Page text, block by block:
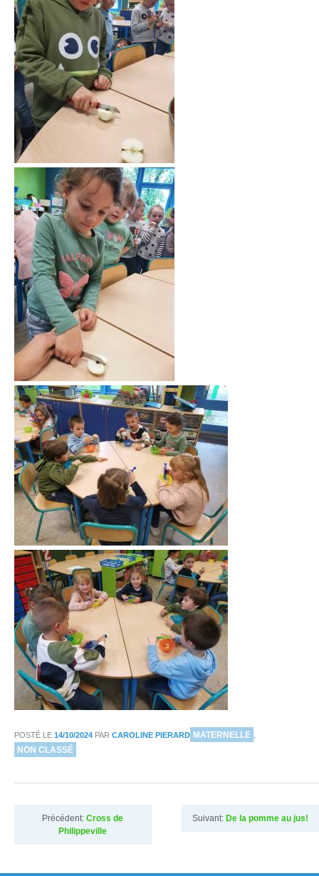
POSTÉ LE 14/10/2024 PAR CAROLINE PIERARDDANS
MATERNELLE ,
NON CLASSÉ
Précédent:Cross de
Philippeville
Suivant: De la pomme au jus!